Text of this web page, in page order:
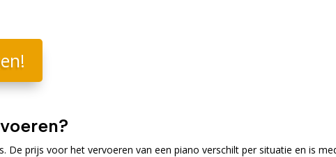
De prijs voor het vervoeren van een piano verschilt per situatie en is